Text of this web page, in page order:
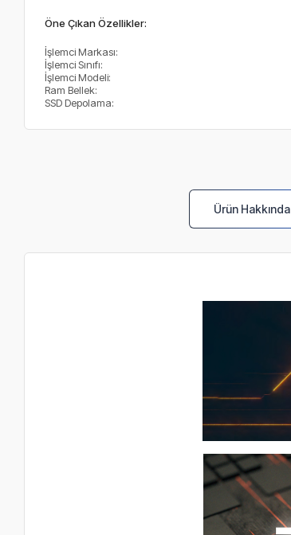
Öne Çıkan Özellikler:
İşlemci Markası:
İşlemci Sınıfı:
İşlemci Modeli:
Ram Bellek:
SSD Depolama:
Ürün Hakkında